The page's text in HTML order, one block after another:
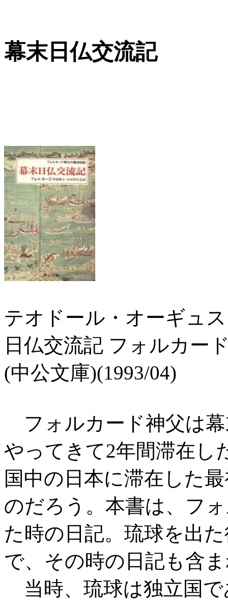
幕末日仏交流記
テオドール・オーギュ
日仏交流記 フォルカー
(中公文庫)(1993/04)
フォルカード神父は幕
やってきて2年間滞在し
国中の日本に滞在した
のだろう。本書は、フ
た時の日記。琉球を出
で、その時の日記も含
当時、琉球は独立国